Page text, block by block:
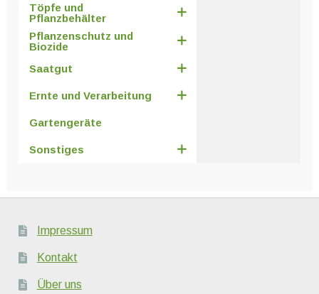
Töpfe und
Pflanzbehälter
Pflanzenschutz und
Biozide
Saatgut
Ernte und Verarbeitung
Gartengeräte
Sonstiges
Impressum
Kontakt
Über uns